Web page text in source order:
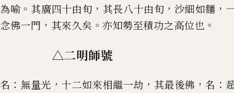
喻 。其廣四十由旬 ， 其長八十由旬 ， 沙細如麵 ，
佛一門 ， 其來久矣 。 亦知勢至積功之高位也 。
△二明師號
名 ： 無量光 ，十二如來相繼一劫 ， 其最後佛 ，名 ：